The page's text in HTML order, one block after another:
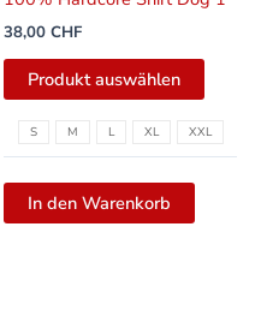
38,00 CHF
Produkt auswählen
S M L XL XXL
In den Warenkorb